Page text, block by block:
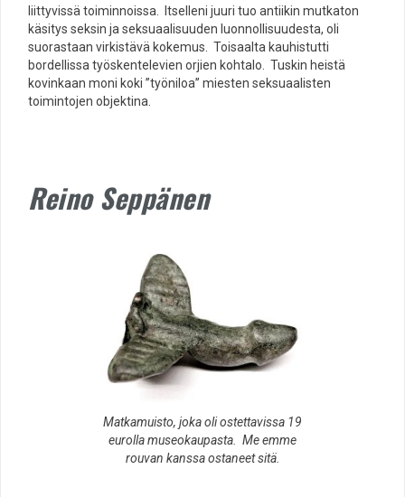
liittyvissä toiminnoissa. Itselleni juuri tuo antiikin mutkaton
käsitys seksin ja seksuaalisuuden luonnollisuudesta, oli
suorastaan virkistävä kokemus. Toisaalta kauhistutti
bordellissa työskentelevien orjien kohtalo. Tuskin heistä
kovinkaan moni koki ”työniloa” miesten seksuaalisten
toimintojen objektina.
Reino Seppänen
Matkamuisto, joka oli ostettavissa 19
eurolla museokaupasta. Me emme
rouvan kanssa ostaneet sitä.